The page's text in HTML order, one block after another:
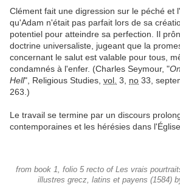
Clément fait une digression sur le péché et
qu'Adam n'était pas parfait lors de sa
potentiel pour atteindre sa perfection. Il
doctrine universaliste, jugeant que la
concernant le salut est valable pour tous,
condamnés à l'enfer. (Charles Seymour, "
Hell", Religious Studies, vol. 3, no 33,‎
263.)
Le travail se termine par un discours
contemporaines et les hérésies dans l'Église.
from book 1, folio 5 recto of Les vrais
illustres grecz, latins et payens (1584)